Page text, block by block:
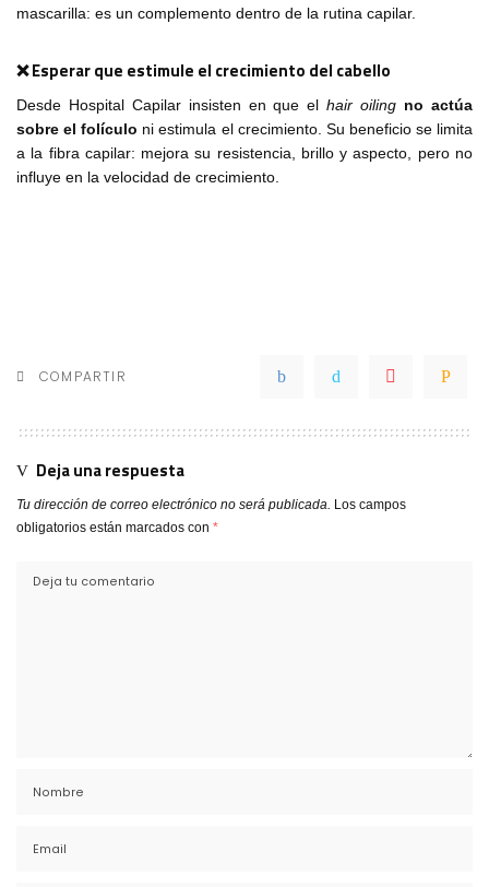
mascarilla: es un complemento dentro de la rutina capilar.
❌ Esperar que estimule el crecimiento del cabello
Desde Hospital Capilar insisten en que elhair oiling no actúa
sobre el folículo ni estimula el crecimiento. Su beneficio se limita
a la fibra capilar: mejora su resistencia, brillo y aspecto, pero no
influye en la velocidad de crecimiento.
COMPARTIR
Deja una respuesta
Tu dirección de correo electrónico no será publicada. Los campos
obligatorios están marcados con *